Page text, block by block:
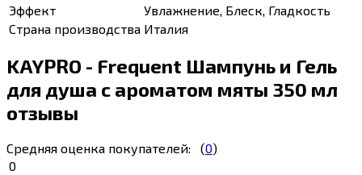
Эффект
Увлажнение, Блеск, Гладкость
Страна производства Италия
KAYPRO - Frequent Шампунь и Гель
для душа с ароматом мяты 350 мл
отзывы
Средняя оценка покупателей: (0)
0